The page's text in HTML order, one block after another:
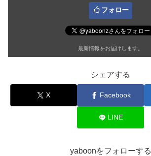
フォロー
最新情報をお届けします。
シェアする
X Facebook
LINE
yaboonをフォローする